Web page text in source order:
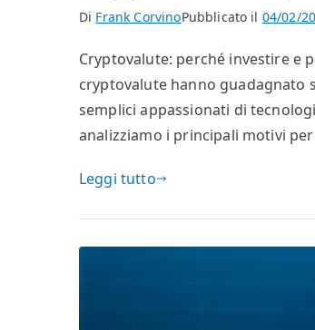
Di Frank CorvinoPubblicato il 04/02/
Cryptovalute: perché investire e
cryptovalute hanno guadagnato
semplici appassionati di
analizziamo i principali motivi
Leggi tutto